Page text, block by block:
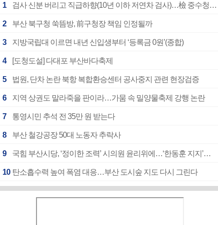
1 검사 신분 버리고 직급하향(10년 이하 저연차 검사)…檢 중수청행 기피
2 부산 북구청 쑥뜸방, 前구청장 책임 인정될까
3 지방국립대 이르면 내년 신입생부터 ‘등록금 0원’(종합)
4 [도청도설] 다대포 부산바다축제
5 법원, 단차 논란 북항 복합환승센터 공사중지 관련 현장검증
6 지역 상권도 말라죽을 판이라…가뭄 속 밀양물축제 강행 논란
7 통영시민 추석 전 35만 원 받는다
8 부산 철강공장 50대 노동자 추락사
9 국힘 부산시당, ‘정이한 조력’ 시의원 윤리위에…‘한동훈 지지’도 신고접수
10 탄소흡수력 높여 폭염 대응…부산 도시숲 지도 다시 그린다